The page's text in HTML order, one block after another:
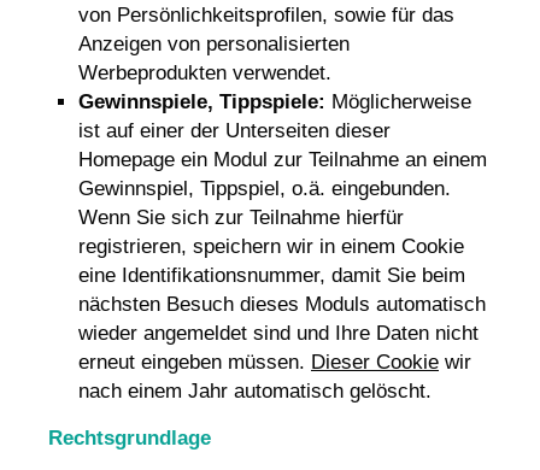
von Persönlichkeitsprofilen, sowie für das
Anzeigen von personalisierten
Werbeprodukten verwendet.
Gewinnspiele, Tippspiele: Möglicherweise
ist auf einer der Unterseiten dieser
Homepage ein Modul zur Teilnahme an einem
Gewinnspiel, Tippspiel, o.ä. eingebunden.
Wenn Sie sich zur Teilnahme hierfür
registrieren, speichern wir in einem Cookie
eine Identifikationsnummer, damit Sie beim
nächsten Besuch dieses Moduls automatisch
wieder angemeldet sind und Ihre Daten nicht
erneut eingeben müssen. Dieser Cookie wir
nach einem Jahr automatisch gelöscht.
Rechtsgrundlage